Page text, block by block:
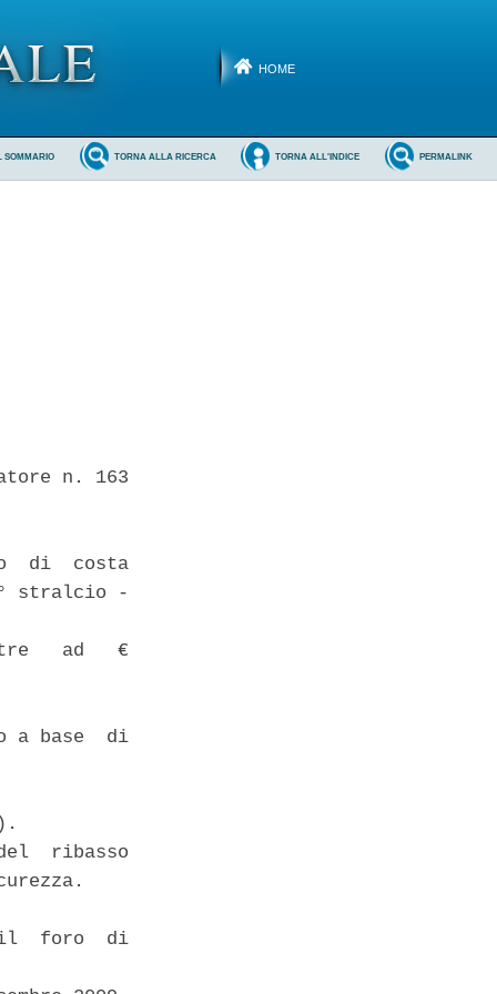
HOME
PERMALINK
TORNA ALL'INDICE
TORNA ALLA RICERCA
SOMMARIO
n. 163
di  costa
stralcio -
ad   €
a base  di
ribasso
foro  di